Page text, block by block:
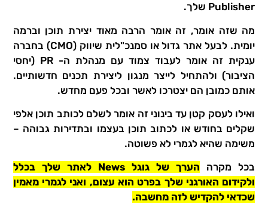
Publisher שלך.
מה שזה אומר, זה אומר הרבה מאוד יצירת תוכן וברמה
יומית. לבעל אתר גדול או סמנכ"לית שיווק (CMO) בחברה
ענקית זה אומר לעבוד צמוד עם מנהלת ה- PR (יחסי
הציבור) ולהתחיל לייצר מנגון ליצירת תכנים חדשותיים.
אותם כמובן הם יצטרכו לאשר ובכל פעם מחדש.
ואילו לעסק קטן עד בינוני זה אומר לשלם לכותב תוכן אלפי
שקלים בחודש או לכתוב תוכן בעצמו ובתדירות גבוהה –
משימה שהיא לגמרי לא פשוטה.
בכל מקרה
הערך של גוגל News לאתר שלך בכלל
ולקידום האורגני שלך בפרט הוא עצום, ואני לגמרי מאמין
שכדאי להקדיש לזה מחשבה.